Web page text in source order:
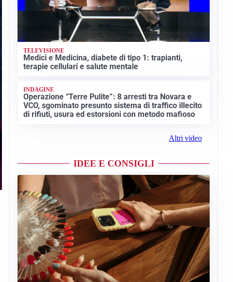
TELEVISIONE
Medici e Medicina, diabete di tipo 1: trapianti,
terapie cellulari e salute mentale
INDAGINE
Operazione “Terre Pulite”: 8 arresti tra Novara e
VCO, sgominato presunto sistema di traffico illecito
di rifiuti, usura ed estorsioni con metodo mafioso
Altri video
IDEE E CONSIGLI